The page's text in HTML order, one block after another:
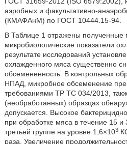
аэробных и факультативно-
(КМАФАнМ) по ГОСТ 10444.15-94.
В Таблице 1 отражены полученные
микробиологические показатели
результате исследований
охлажденного мяса существенно
обсемененность. В контрольных
НПАД, микробное обсеменение
требованиями ТР ТС 034/2013,
(необработанных) образцах
допускается. Высокое
при обработке мяса в течение 15
третьей группе на уровне 1,6×103
раза. Увеличение